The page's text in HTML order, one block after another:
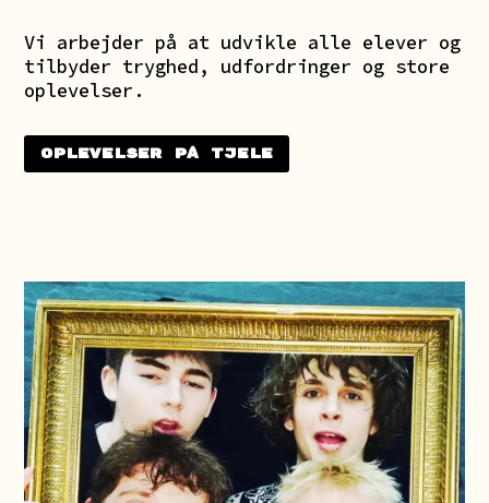
Vi arbejder på at udvikle alle elever og
tilbyder tryghed, udfordringer og store
oplevelser.
Oplevelser på Tjele